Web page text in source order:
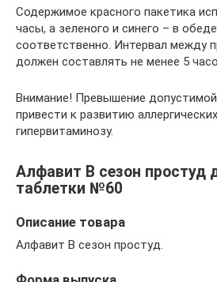
Содержимое красного пакетика
часы, а зеленого и синего – в
соответственно. Интервал между
должен составлять не менее 5
Внимание! Превышение
привести к развитию
гипервитаминозу.
Алфавит В сезон простуд
таблетки №60
Описание товара
Алфавит В сезон простуд.